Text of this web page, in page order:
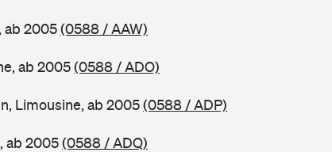
ab 2005(0588 / AAW)
ab 2005(0588 / ADO)
Limousine, ab 2005(0588 / ADP)
ab 2005(0588 / ADQ)